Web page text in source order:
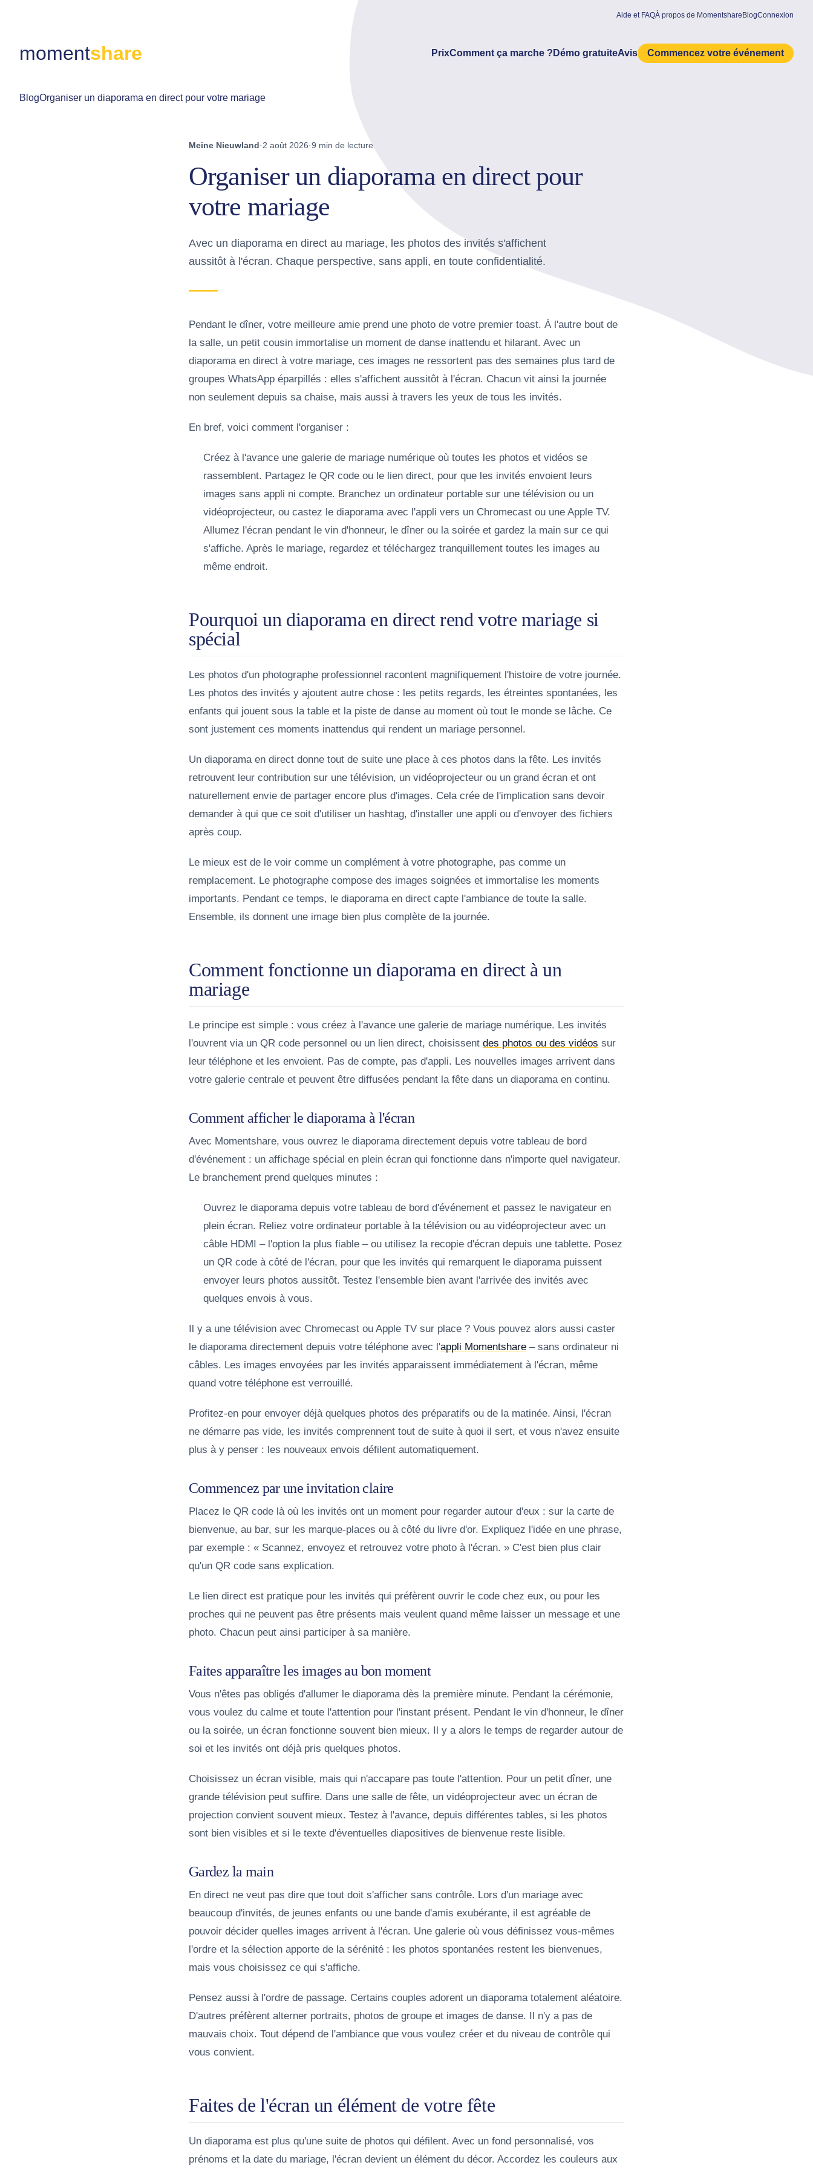
Aide et FAQÀ propos de Momentshare BlogConnexion
momentshare PrixComment ça marche ? Démo gratuiteAvis Commencez votre événement
BlogOrganiser un diaporama en direct pour votre mariage
Meine Nieuwland·2 août 2026·9 min de lecture
Organiser un diaporama en direct pour
votre mariage
Avec un diaporama en direct au mariage, les photos des invités s'affichent
aussitôt à l'écran. Chaque perspective, sans appli, en toute confidentialité.
Pendant le dîner, votre meilleure amie prend une photo de votre premier toast. À l'autre bout de
la salle, un petit cousin immortalise un moment de danse inattendu et hilarant. Avec un
diaporama en direct à votre mariage, ces images ne ressortent pas des semaines plus tard de
groupes WhatsApp éparpillés : elles s'affichent aussitôt à l'écran. Chacun vit ainsi la journée
non seulement depuis sa chaise, mais aussi à travers les yeux de tous les invités.
En bref, voici comment l'organiser :
Créez à l'avance une galerie de mariage numérique où toutes les photos et vidéos se
rassemblent. Partagez le QR code ou le lien direct, pour que les invités envoient leurs
images sans appli ni compte. Branchez un ordinateur portable sur une télévision ou un
vidéoprojecteur, ou castez le diaporama avec l'appli vers un Chromecast ou une Apple TV.
Allumez l'écran pendant le vin d'honneur, le dîner ou la soirée et gardez la main sur ce qui
s'affiche. Après le mariage, regardez et téléchargez tranquillement toutes les images au
même endroit.
Pourquoi un diaporama en direct rend votre mariage si
spécial
Les photos d'un photographe professionnel racontent magnifiquement l'histoire de votre journée.
Les photos des invités y ajoutent autre chose : les petits regards, les étreintes spontanées, les
enfants qui jouent sous la table et la piste de danse au moment où tout le monde se lâche. Ce
sont justement ces moments inattendus qui rendent un mariage personnel.
Un diaporama en direct donne tout de suite une place à ces photos dans la fête. Les invités
retrouvent leur contribution sur une télévision, un vidéoprojecteur ou un grand écran et ont
naturellement envie de partager encore plus d'images. Cela crée de l'implication sans devoir
demander à qui que ce soit d'utiliser un hashtag, d'installer une appli ou d'envoyer des fichiers
après coup.
Le mieux est de le voir comme un complément à votre photographe, pas comme un
remplacement. Le photographe compose des images soignées et immortalise les moments
importants. Pendant ce temps, le diaporama en direct capte l'ambiance de toute la salle.
Ensemble, ils donnent une image bien plus complète de la journée.
Comment fonctionne un diaporama en direct à un
mariage
Le principe est simple : vous créez à l'avance une galerie de mariage numérique. Les invités
l'ouvrent via un QR code personnel ou un lien direct, choisissent des photos ou des vidéos sur
leur téléphone et les envoient. Pas de compte, pas d'appli. Les nouvelles images arrivent dans
votre galerie centrale et peuvent être diffusées pendant la fête dans un diaporama en continu.
Comment afficher le diaporama à l'écran
Avec Momentshare, vous ouvrez le diaporama directement depuis votre tableau de bord
d'événement : un affichage spécial en plein écran qui fonctionne dans n'importe quel navigateur.
Le branchement prend quelques minutes :
Ouvrez le diaporama depuis votre tableau de bord d'événement et passez le navigateur en
plein écran. Reliez votre ordinateur portable à la télévision ou au vidéoprojecteur avec un
câble HDMI – l'option la plus fiable – ou utilisez la recopie d'écran depuis une tablette. Posez
un QR code à côté de l'écran, pour que les invités qui remarquent le diaporama puissent
envoyer leurs photos aussitôt. Testez l'ensemble bien avant l'arrivée des invités avec
quelques envois à vous.
Il y a une télévision avec Chromecast ou Apple TV sur place ? Vous pouvez alors aussi caster
le diaporama directement depuis votre téléphone avec l'appli Momentshare – sans ordinateur ni
câbles. Les images envoyées par les invités apparaissent immédiatement à l'écran, même
quand votre téléphone est verrouillé.
Profitez-en pour envoyer déjà quelques photos des préparatifs ou de la matinée. Ainsi, l'écran
ne démarre pas vide, les invités comprennent tout de suite à quoi il sert, et vous n'avez ensuite
plus à y penser : les nouveaux envois défilent automatiquement.
Commencez par une invitation claire
Placez le QR code là où les invités ont un moment pour regarder autour d'eux : sur la carte de
bienvenue, au bar, sur les marque-places ou à côté du livre d'or. Expliquez l'idée en une phrase,
par exemple : « Scannez, envoyez et retrouvez votre photo à l'écran. » C'est bien plus clair
qu'un QR code sans explication.
Le lien direct est pratique pour les invités qui préfèrent ouvrir le code chez eux, ou pour les
proches qui ne peuvent pas être présents mais veulent quand même laisser un message et une
photo. Chacun peut ainsi participer à sa manière.
Faites apparaître les images au bon moment
Vous n'êtes pas obligés d'allumer le diaporama dès la première minute. Pendant la cérémonie,
vous voulez du calme et toute l'attention pour l'instant présent. Pendant le vin d'honneur, le dîner
ou la soirée, un écran fonctionne souvent bien mieux. Il y a alors le temps de regarder autour de
soi et les invités ont déjà pris quelques photos.
Choisissez un écran visible, mais qui n'accapare pas toute l'attention. Pour un petit dîner, une
grande télévision peut suffire. Dans une salle de fête, un vidéoprojecteur avec un écran de
projection convient souvent mieux. Testez à l'avance, depuis différentes tables, si les photos
sont bien visibles et si le texte d'éventuelles diapositives de bienvenue reste lisible.
Gardez la main
En direct ne veut pas dire que tout doit s'afficher sans contrôle. Lors d'un mariage avec
beaucoup d'invités, de jeunes enfants ou une bande d'amis exubérante, il est agréable de
pouvoir décider quelles images arrivent à l'écran. Une galerie où vous définissez vous-mêmes
l'ordre et la sélection apporte de la sérénité : les photos spontanées restent les bienvenues,
mais vous choisissez ce qui s'affiche.
Pensez aussi à l'ordre de passage. Certains couples adorent un diaporama totalement aléatoire.
D'autres préfèrent alterner portraits, photos de groupe et images de danse. Il n'y a pas de
mauvais choix. Tout dépend de l'ambiance que vous voulez créer et du niveau de contrôle qui
vous convient.
Faites de l'écran un élément de votre fête
Un diaporama est plus qu'une suite de photos qui défilent. Avec un fond personnalisé, vos
prénoms et la date du mariage, l'écran devient un élément du décor. Accordez les couleurs aux